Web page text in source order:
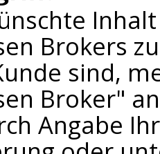
Brokers
sind,
Broker"
Angabe